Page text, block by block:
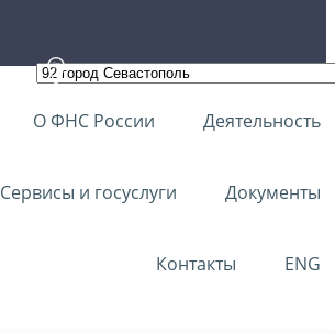
О ФНС России Деятельность
Сервисы и госуслуги Документы
Контакты ENG